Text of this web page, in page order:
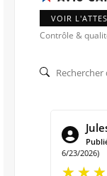
VOIR
Contrôle &
6/23/2026)